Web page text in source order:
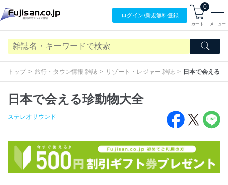
ログイン/新規無料登録
0
カート メニュー
トップ 旅行・タウン情報 雑誌 リゾート・レジャー 雑誌 日本で会える
日本で会える珍動物大全
ステレオサウンド